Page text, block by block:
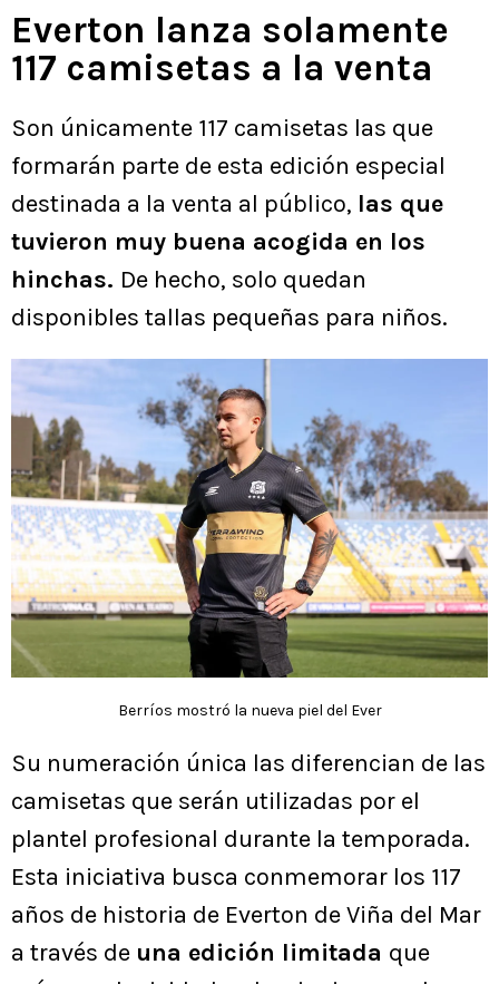
Everton lanza solamente
117 camisetas a la venta
Son únicamente 117 camisetas las que
formarán parte de esta edición especial
destinada a la venta al público, las que
tuvieron muy buena acogida en los
hinchas. De hecho, solo quedan
disponibles tallas pequeñas para niños.
Berríos mostró la nueva piel del Ever
Su numeración única las diferencian de las
camisetas que serán utilizadas por el
plantel profesional durante la temporada.
Esta iniciativa busca conmemorar los 117
años de historia de Everton de Viña del Mar
a través de una edición limitada que